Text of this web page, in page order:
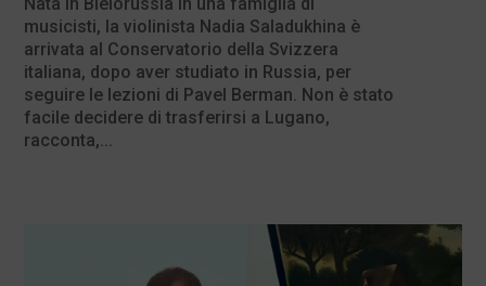
musicisti, la violinista Nadia Saladukhina è
arrivata al Conservatorio della Svizzera
italiana, dopo aver studiato in Russia, per
seguire le lezioni di Pavel Berman. Non è stato
facile decidere di trasferirsi a Lugano,
racconta,...